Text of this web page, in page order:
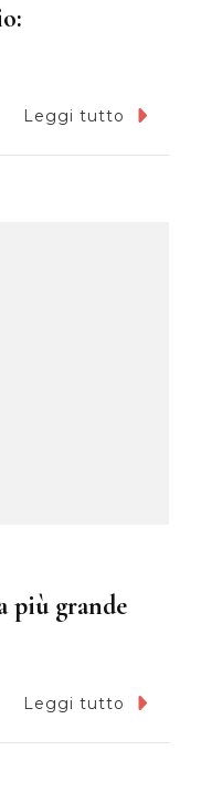
Leggi tutto
più grande
Leggi tutto